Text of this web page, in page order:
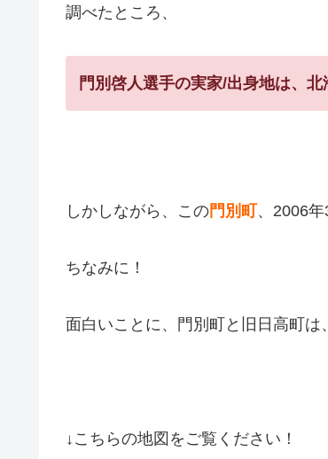
調べたところ、
門別啓人選手の実家/出身地は、
しかしながら、この門別町、2006年
ちなみに！
面白いことに、門別町と旧日高町は
↓こちらの地図をご覧ください！